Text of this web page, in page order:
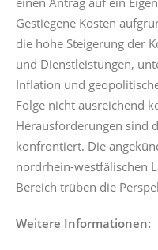
einen Antrag auf ein
Gestiegene Kosten
die hohe Steigerung der
und Dienstleistungen,
Inflation und
Folge nicht ausreichend
Herausforderungen sind
konfrontiert. Die
nordrhein-westfälischen
Bereich trüben die
Weitere Informationen: